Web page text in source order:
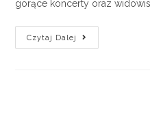
gorące koncerty oraz
Czytaj Dalej